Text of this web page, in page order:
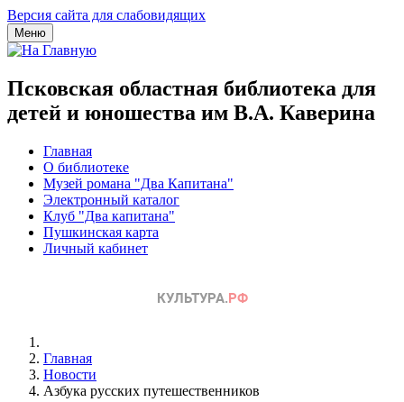
Версия сайта для слабовидящих
Меню
Псковская областная библиотека для
детей и юношества им В.А. Каверина
Главная
О библиотеке
Музей романа "Два Капитана"
Электронный каталог
Клуб "Два капитана"
Пушкинская карта
Личный кабинет
Главная
Новости
Азбука русских путешественников